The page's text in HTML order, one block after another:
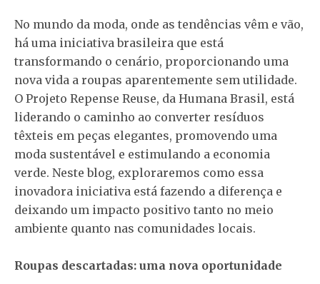
No mundo da moda, onde as tendências vêm e vão,
há uma iniciativa brasileira que está
transformando o cenário, proporcionando uma
nova vida a roupas aparentemente sem utilidade.
O Projeto Repense Reuse, da Humana Brasil, está
liderando o caminho ao converter resíduos
têxteis em peças elegantes, promovendo uma
moda sustentável e estimulando a economia
verde. Neste blog, exploraremos como essa
inovadora iniciativa está fazendo a diferença e
deixando um impacto positivo tanto no meio
ambiente quanto nas comunidades locais.
Roupas descartadas: uma nova oportunidade